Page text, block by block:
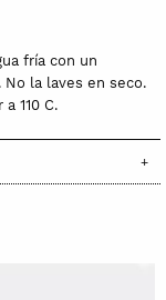
fría con un
No la laves en seco.
110 C.